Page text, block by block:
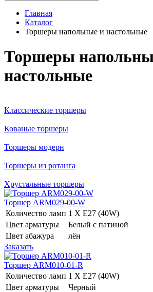
Главная
Каталог
Торшеры напольные и настольные
Торшеры
настольные
Классические торшеры
Кованые торшеры
Торшеры модерн
Торшеры из ротанга
Хрустальные торшеры
Торшер ARM029-00-W
Количество ламп 1 Х E27 (40W)
Цвет арматуры
Белый с патиной
Цвет абажура
лён
Заказать
Торшер ARM010-01-R
Количество ламп 1 Х E27 (40W)
Цвет арматуры
Черный